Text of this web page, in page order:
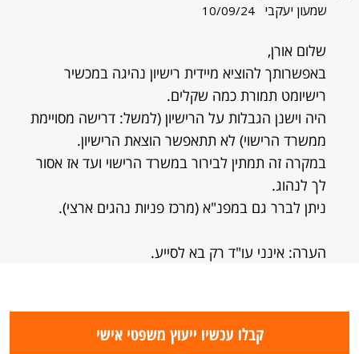
שמעון יעקבי 10/09/24
שלום אורן,
באפשרותך להוציא מיידית רישיון נהיגה במכשיר
רישיומט תמורת כמה שקלים.
היה וישנן הגבלות על הרישיון (למשל: דרישה מסויימת
ממשרד הרישוי) לא תתאפשר הוצאת הרישיון.
במקרה זה תמתין לבירור במשרד הרישוי ועד אז אסור
לך לנהוג.
ניתן לברר גם במפנ"א (מרכז פניות נהגים ארצי).
הערה: אינני עו"ד רק בא לסייע.
קבלו עכשיו ייעוץ משפטי אישי